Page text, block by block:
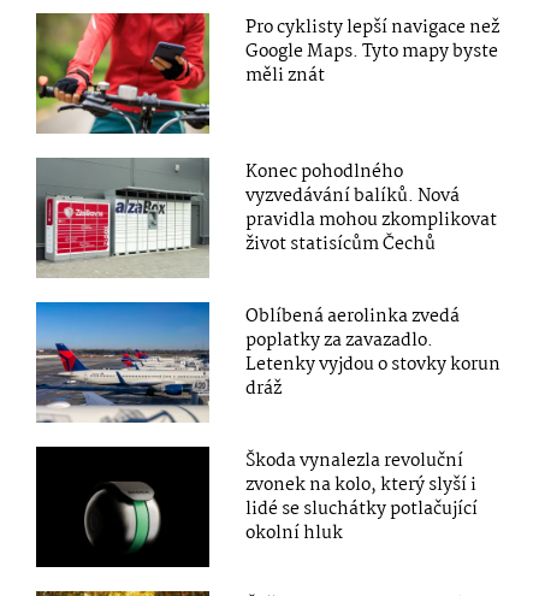
Pro cyklisty lepší navigace než
Google Maps. Tyto mapy byste
měli znát
Konec pohodlného
vyzvedávání balíků. Nová
pravidla mohou zkomplikovat
život statisícům Čechů
Oblíbená aerolinka zvedá
poplatky za zavazadlo.
Letenky vyjdou o stovky korun
dráž
Škoda vynalezla revoluční
zvonek na kolo, který slyší i
lidé se sluchátky potlačující
okolní hluk